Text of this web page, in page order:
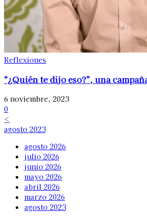
Reflexiones
“¿Quién te dijo eso?”, una
6 noviembre, 2023
0
<
agosto 2023
agosto 2026
julio 2026
junio 2026
mayo 2026
abril 2026
marzo 2026
agosto 2023